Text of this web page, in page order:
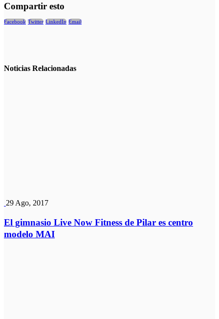
Compartir esto
Facebook Twitter LinkedIn Email
Noticias Relacionadas
29 Ago, 2017
El gimnasio Live Now Fitness de Pilar es centro
modelo MAI